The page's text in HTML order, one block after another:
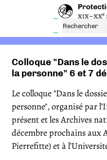
Colloque "Dans le
la personne" 6 et 7
Le colloque "Dans le
personne", organisé par
présent et les Archives
décembre prochains aux
Pierrefitte) et à